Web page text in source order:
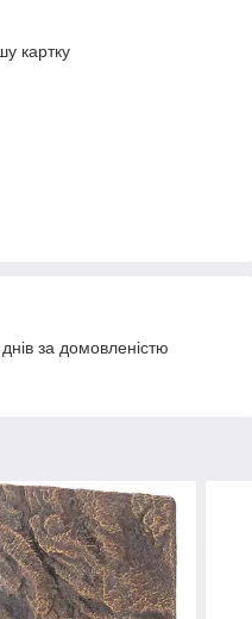
картку
за домовленістю